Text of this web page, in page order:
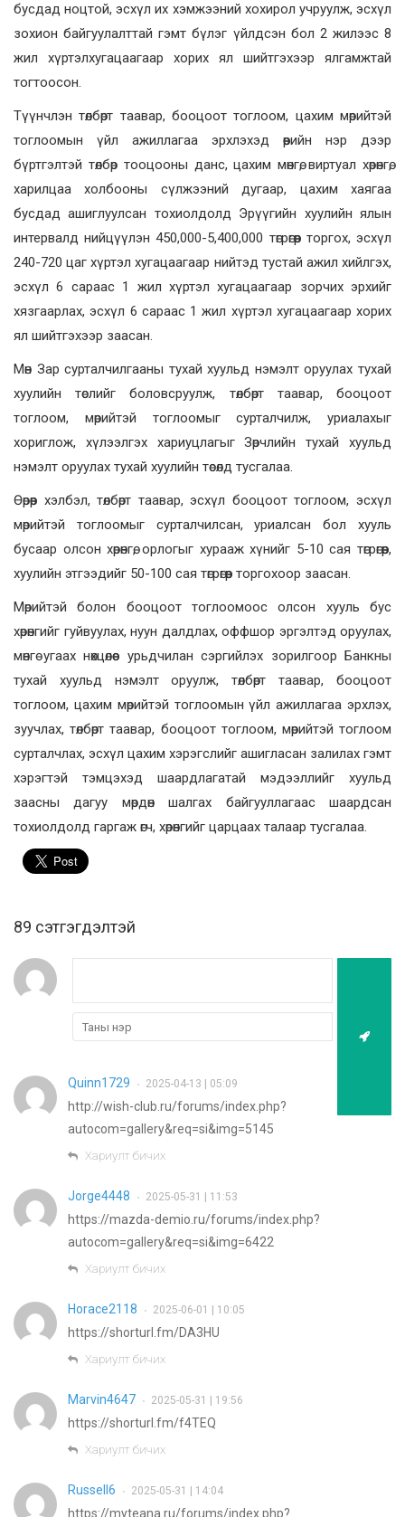
бусдад ноцтой, эсхүл их хэмжээний хохирол учруулж, эсхүл
зохион байгуулалттай гэмт бүлэг үйлдсэн бол 2 жилээс 8
жил хүртэлхугацаагаар хорих ял шийтгэхээр ялгамжтай
тогтоосон.
Түүнчлэн төлбөрт таавар, бооцоот тоглоом, цахим мөрийтэй
тоглоомын үйл ажиллагаа эрхлэхэд өөрийн нэр дээр
бүртгэлтэй төлбөр тооцооны данс, цахим мөнгө, виртуал хөрөнгө,
харилцаа холбооны сүлжээний дугаар, цахим хаягаа
бусдад ашиглуулсан тохиолдолд Эрүүгийн хуулийн ялын
интервалд нийцүүлэн 450,000-5,400,000 төгрөгөөр торгох, эсхүл
240-720 цаг хүртэл хугацаагаар нийтэд тустай ажил хийлгэх,
эсхүл 6 сараас 1 жил хүртэл хугацаагаар зорчих эрхийг
хязгаарлах, эсхүл 6 сараас 1 жил хүртэл хугацаагаар хорих
ял шийтгэхээр заасан.
Мөн Зар сурталчилгааны тухай хуульд нэмэлт оруулах тухай
хуулийн төслийг боловсруулж, төлбөрт таавар, бооцоот
тоглоом, мөрийтэй тоглоомыг сурталчилж, уриалахыг
хориглож, хүлээлгэх хариуцлагыг Зөрчлийн тухай хуульд
нэмэлт оруулах тухай хуулийн төсөлд тусгалаа.
Өөрөөр хэлбэл, төлбөрт таавар, эсхүл бооцоот тоглоом, эсхүл
мөрийтэй тоглоомыг сурталчилсан, уриалсан бол хууль
бусаар олсон хөрөнгө, орлогыг хурааж хүнийг 5-10 сая төгрөгөөр,
хуулийн этгээдийг 50-100 сая төгрөгөөр торгохоор заасан.
Мөрийтэй болон бооцоот тоглоомоос олсон хууль бус
хөрөнгийг гуйвуулах, нуун далдлах, оффшор эргэлтэд оруулах,
мөнгө угаах нөхцөлөөс урьдчилан сэргийлэх зорилгоор Банкны
тухай хуульд нэмэлт оруулж, төлбөрт таавар, бооцоот
тоглоом, цахим мөрийтэй тоглоомын үйл ажиллагаа эрхлэх,
зуучлах, төлбөрт таавар, бооцоот тоглоом, мөрийтэй тоглоом
сурталчлах, эсхүл цахим хэрэгслийг ашигласан залилах гэмт
хэрэгтэй тэмцэхэд шаардлагатай мэдээллийг хуульд
заасны дагуу мөрдөн шалгах байгууллагаас шаардсан
тохиолдолд гаргаж өгч, хөрөнгийг царцаах талаар тусгалаа.
89 cэтгэгдэлтэй
Quinn1729 • 2025-04-13 | 05:09
http://wish-club.ru/forums/index.php?
autocom=gallery&req=si&img=5145
Хариулт бичих
Jorge4448 • 2025-05-31 | 11:53
https://mazda-demio.ru/forums/index.php?
autocom=gallery&req=si&img=6422
Хариулт бичих
Horace2118 • 2025-06-01 | 10:05
https://shorturl.fm/DA3HU
Хариулт бичих
Marvin4647 • 2025-05-31 | 19:56
https://shorturl.fm/f4TEQ
Хариулт бичих
Russell6 • 2025-05-31 | 14:04
https://myteana.ru/forums/index.php?